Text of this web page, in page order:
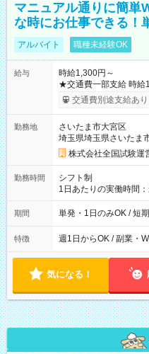
マニュアル通りに簡単
な時にお仕事できる！
アルバイト 職種未経験OK
給与
時給1,300円～
★交通費一部支給 時給1,300円～ ※試験・役割により手当あり
※勤務回数により昇給
り！】 希望される場
例】 ・河合塾模擬試験
×8時間＝日収10,400円
円の場合あり ・国家
円（役割手当＋100円）×6
間】試用期間なし
交通費別途支給あり
勤務地
さいたま市大宮区
埼玉県埼玉県さいたま
株式会社全国試験運
勤務時間
シフト制
1日あたりの実働時間
間は 試験により異な
期間 単発・1日のみOK / 短
特徴 週1日からOK / 副業・
気になる！